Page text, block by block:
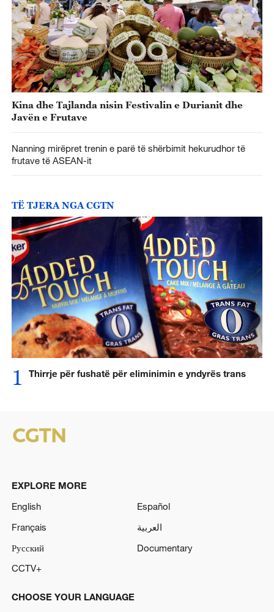
Kina dhe Tajlanda nisin Festivalin e Durianit dhe
Javën e Frutave
Nanning mirëpret trenin e parë të shërbimit hekurudhor të
frutave të ASEAN-it
TË TJERA NGA CGTN
1 Thirrje për fushatë për eliminimin e yndyrës trans
EXPLORE MORE
English
Español
Français
العربية
Русский
Documentary
CCTV+
CHOOSE YOUR LANGUAGE